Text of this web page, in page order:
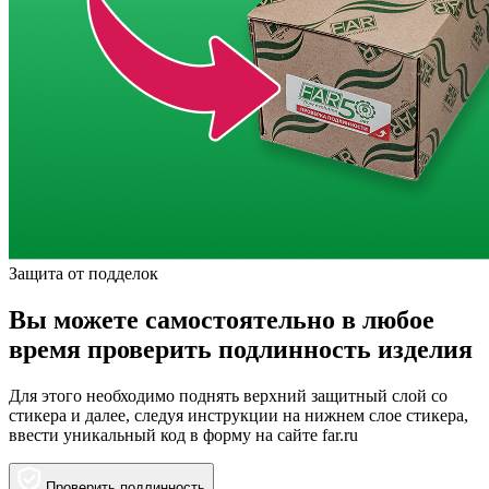
Защита от подделок
Вы можете самостоятельно в любое
время проверить подлинность изделия
Для этого необходимо поднять верхний защитный слой со
стикера и далее, следуя инструкции на нижнем слое стикера,
ввести уникальный код в форму на сайте far.ru